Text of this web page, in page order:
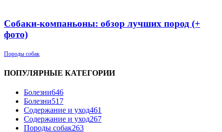
Собаки-компаньоны: обзор лучших пород (+
фото)
Породы собак
ПОПУЛЯРНЫЕ КАТЕГОРИИ
Болезни646
Болезни517
Содержание и уход461
Содержание и уход267
Породы собак263